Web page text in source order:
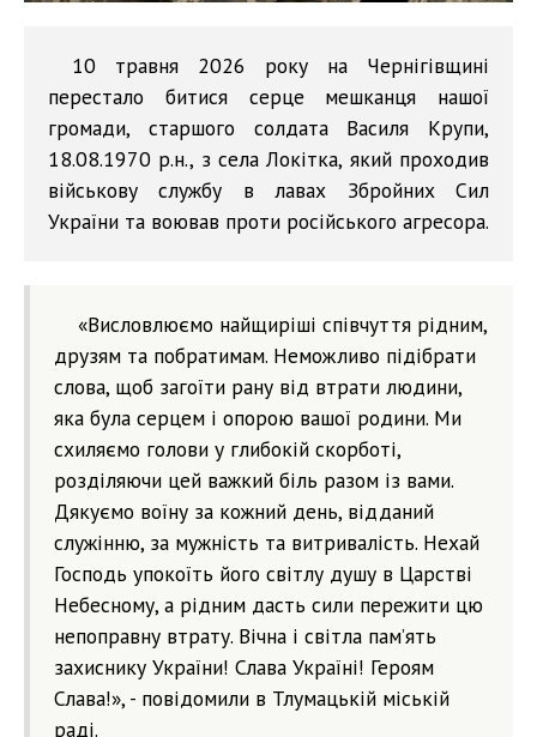
10 травня 2026 року на Чернігівщині
перестало битися серце мешканця нашої
громади, старшого солдата Василя Крупи,
18.08.1970 р.н., з села Локітка, який проходив
військову службу в лавах Збройних Сил
України та воював проти російського агресора.
«Висловлюємо найщиріші співчуття рідним,
друзям та побратимам. Неможливо підібрати
слова, щоб загоїти рану від втрати людини,
яка була серцем і опорою вашої родини. Ми
схиляємо голови у глибокій скорботі,
розділяючи цей важкий біль разом із вами.
Дякуємо воїну за кожний день, відданий
служінню, за мужність та витривалість. Нехай
Господь упокоїть його світлу душу в Царстві
Небесному, а рідним дасть сили пережити цю
непоправну втрату. Вічна і світла пам’ять
захиснику України! Слава Україні! Героям
Слава!», - повідомили в Тлумацькій міській
раді.